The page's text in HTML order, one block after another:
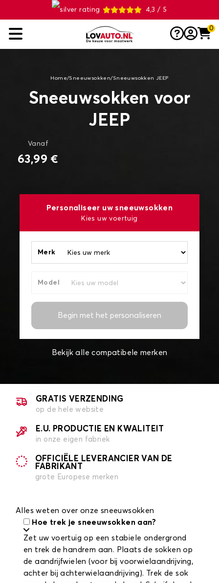
4,3 / 5
0
Home/Sneeuwsokken/Sneeuwsokken JEEP
Sneeuwsokken voor
JEEP
Vanaf
63,99 €
Personaliseer uw sneeuwsokken
Kies uw voertuig
Merk
Model
Begin met het personaliseren
Bekijk alle compatibele merken
GRATIS VERZENDING
op de hele website
E.U. PRODUCTIE EN KWALITEIT
in onze eigen fabriek
OFFICIËLE LEVERANCIER VAN DE
FABRIKANT
grote Europese merken
Alles weten over onze sneeuwsokken
Hoe trek je sneeuwsokken aan?
Zet uw voertuig op een stabiele ondergrond
en trek de handrem aan. Plaats de sokken op
de aandrijfwielen (voor bij voorwielaandrijving,
achter bij achterwielaandrijving). Trek de sok